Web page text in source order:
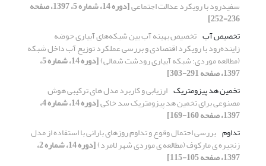
سفیدرود با رویکرد عدالت اجتماعی [دوره 14، شماره 5، 1397، صفحه
236-252]
تخصیص آب تخصیص بهینه آب بین شبکه‌های آبیاری حوضه
زاینده‌رود با رویکرد اقتصادی و بررسی عملکرد توزیع آب داخل شبکه
(مطالعه موردی: شبکه آبیاری رودشت شمالی) [دوره 14، شماره 5،
1397، صفحه 291-303]
تخمین هد پیزومتریک ارزیابی و کاربرد مدل های ترکیبی هوش
مصنوعی برای تخمین هد پیزومتریک سد خاکی [دوره 14، شماره 4،
1397، صفحه 160-169]
تداوم بررسی احتمال وقوع و تداوم روزهای بارانی با استفاده از مدل
زنجیره ی مارکوف (مطالعه ی موردی شهر لامرد) [دوره 14، شماره 2،
1397، صفحه 105-115]